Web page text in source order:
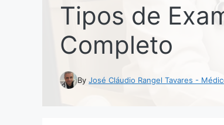
Tipos de
Completo
By José Cláudio Rangel Tavares -